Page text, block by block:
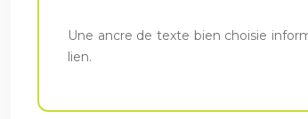
Une ancre de texte bien choisie
lien.